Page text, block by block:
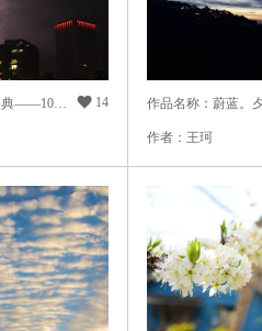
作品名称：跨年盛典——101焰火秀  14 作品名称：蔚蓝。
作者：王珂